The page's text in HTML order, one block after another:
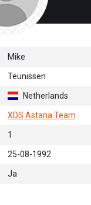
Mike
Teunissen
Netherlands
XDS Astana Team
1
25-08-1992
Ja